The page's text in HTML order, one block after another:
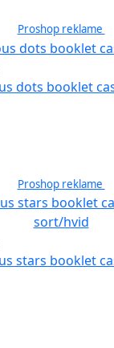
Proshop reklame
dots booklet
Proshop reklame
stars booklet